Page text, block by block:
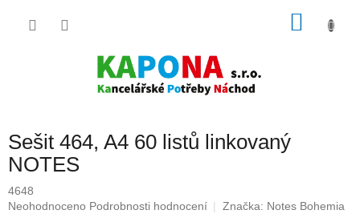
Sešit 464, A4 60 listů linkovaný
NOTES
4648
Průměrné
Neohodnoceno Podrobnosti hodnocení Značka: Notes Bohemia